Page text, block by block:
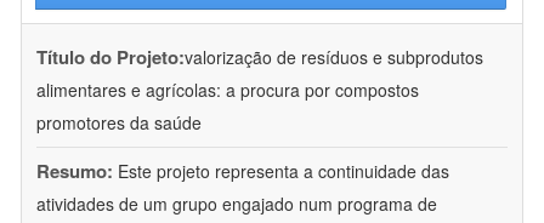
Título do Projeto:valorização de resíduos e subprodutos
alimentares e agrícolas: a procura por compostos
promotores da saúde
Resumo: Este projeto representa a continuidade das
atividades de um grupo engajado num programa de